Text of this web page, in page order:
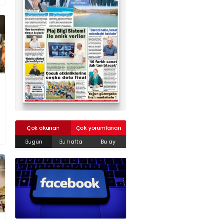
Çok okunan
Çok yorumlanan
Bugün
Bu hafta Bu ay
02624132333
haber@golcukpostasi.com